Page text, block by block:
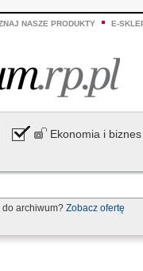
NASZE PRODUKTY E-
Ekonomia i biznes
do archiwum? Zobacz ofertę